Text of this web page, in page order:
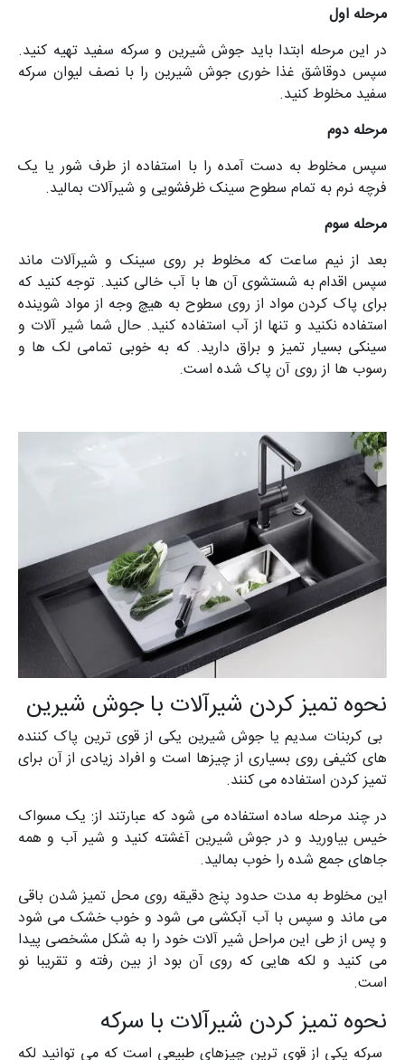
مرحله اول
در این مرحله ابتدا باید جوش شیرین و سرکه سفید تهیه کنید.
سپس دوقاشق غذا خوری جوش شیرین را با نصف لیوان سرکه
سفید مخلوط کنید.
مرحله دوم
سپس مخلوط به دست آمده را با استفاده از طرف شور یا یک
فرچه نرم به تمام سطوح سینک ظرفشویی و شیرآلات بمالید.
مرحله سوم
بعد از نیم ساعت که مخلوط بر روی سینک و شیرآلات ماند
سپس اقدام به شستشوی آن ها با آب خالی کنید. توجه کنید که
برای پاک کردن مواد از روی سطوح به هیچ وجه از مواد شوینده
استفاده نکنید و تنها از آب استفاده کنید. حال شما شیر آلات و
سینکی بسیار تمیز و براق دارید. که به خوبی تمامی لک ها و
رسوب ها از روی آن پاک شده است.
نحوه تمیز کردن شیرآلات با جوش شیرین
بی کربنات سدیم یا جوش شیرین یکی از قوی ترین پاک کننده
های کثیفی روی بسیاری از چیزها است و افراد زیادی از آن برای
تمیز کردن استفاده می کنند.
در چند مرحله ساده استفاده می شود که عبارتند از: یک مسواک
خیس بیاورید و در جوش شیرین آغشته کنید و شیر آب و همه
جاهای جمع شده را خوب بمالید.
این مخلوط به مدت حدود پنج دقیقه روی محل تمیز شدن باقی
می ماند و سپس با آب آبکشی می شود و خوب خشک می شود
و پس از طی این مراحل شیر آلات خود را به شکل مشخصی پیدا
می کنید و لکه هایی که روی آن بود از بین رفته و تقریبا نو
است.
نحوه تمیز کردن شیرآلات با سرکه
سرکه یکی از قوی ترین چیزهای طبیعی است که می توانید لکه